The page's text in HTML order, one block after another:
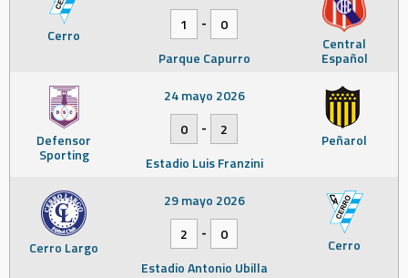
Cerro Central
Español
1 -
0
Parque Capurro
Defensor
Sporting
Peñarol
24 mayo 2026
0
-
2
Estadio Luis Franzini
Cerro Largo Cerro
29 mayo 2026
2
-
0
Estadio Antonio Ubilla